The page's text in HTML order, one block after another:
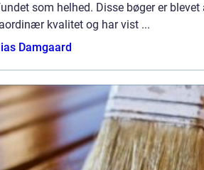
som helhed. Disse bøger er
kvalitet og har vist ...
Damgaard